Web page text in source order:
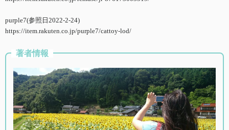
purple7(参照日2022-2-24)
https://item.rakuten.co.jp/purple7/cattoy-lod/
著者情報